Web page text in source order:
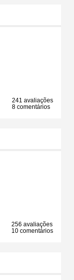
241 avaliações
8 comentários
256 avaliações
10 comentários